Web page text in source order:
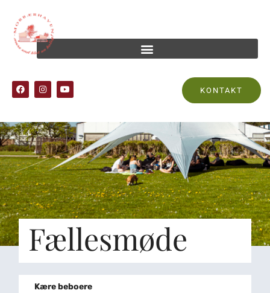
KONTAKT
Fællesmøde
Kære beboere